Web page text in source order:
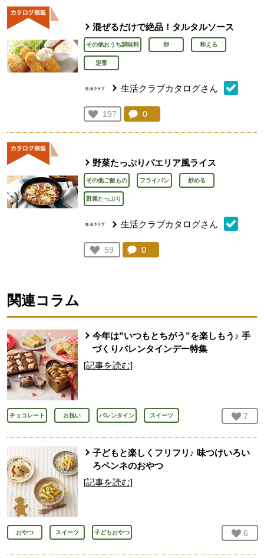
混ぜるだけで絶品！タルタルソース
その他おうち調味料 卵 和える
定番
生活クラブカタログさん
お気に入り登録：
197
人が登録
コメント：
0
野菜たっぷりパエリア風ライス
その他ご飯もの フライパン 炒める
野菜たっぷり
生活クラブカタログさん
お気に入り登録：
59
人が登録
コメント：
0
関連コラム
今年は”いつもとちがう”を楽しもう♪ 手
づくりバレンタインデー特集
[記事を読む]
チョコレート お祝い バレンタイン スイーツ お気
7
子どもと楽しくフリフリ♪ 味つけいろい
ろペンネのおやつ
[記事を読む]
おやつ スイーツ 子どもおやつ お気
6